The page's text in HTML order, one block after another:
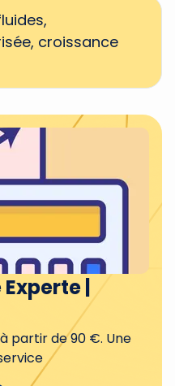
croissance
|
partir de 90 €. Une